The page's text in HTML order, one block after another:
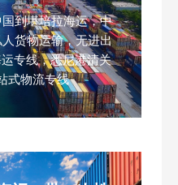
到堪培拉海运，中
货物运输，无进出
专线，悉尼港清关
式物流专线